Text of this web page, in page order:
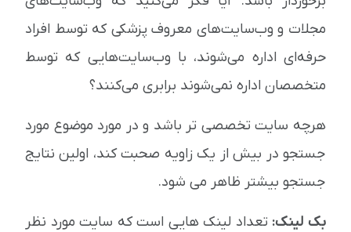
مجلات و وب‌سایت‌های معروف پزشکی که توسط افراد
حرفه‌ای اداره می‌شوند، با وب‌سایت‌هایی که توسط
متخصصان اداره نمی‌شوند برابری می‌کنند؟
هرچه سایت تخصصی تر باشد و در مورد موضوع مورد
جستجو در بیش از یک زاویه صحبت کند، اولین نتایج
جستجو بیشتر ظاهر می شود.
بک لینک: تعداد لینک هایی است که سایت مورد نظر